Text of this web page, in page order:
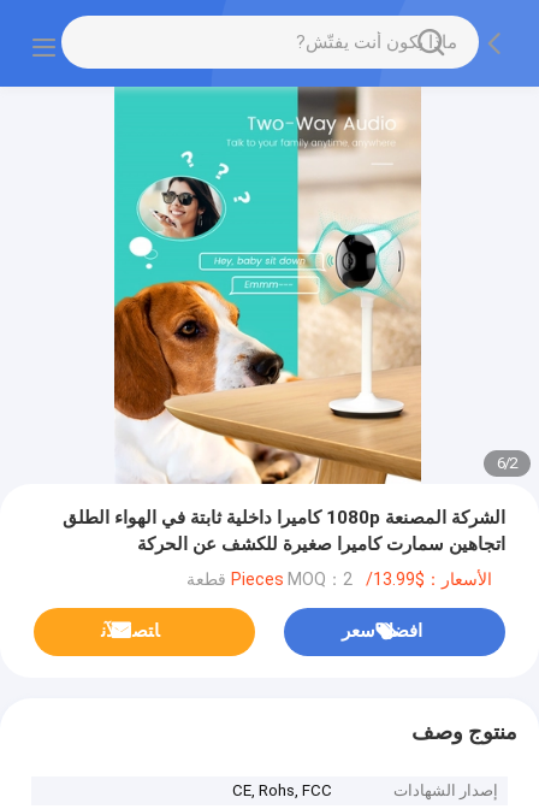
2
/
6
الشركة المصنعة 1080p كاميرا داخلية ثابتة في الهواء الطلق
اتجاهين سمارت كاميرا صغيرة للكشف عن الحركة
الأسعار：$13.99/Pieces MOQ：2 قطعة
افضل سعر ﺎﺘﺼﻟ ﺍﻶﻧ
منتوج وصف
إصدار الشهادات
CE, Rohs, FCC